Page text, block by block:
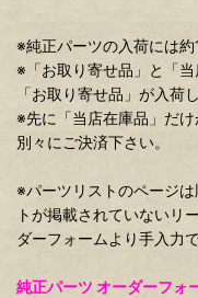
※純正パーツの入荷には約
※「お取り寄せ品」と「当
「お取り寄せ品」が入荷
※先に「当店在庫品」だ
別々にご決済下さい。
※パーツリストのページ
トが掲載されていないリ
ダーフォームより手入力
純正パーツ オーダーフォ